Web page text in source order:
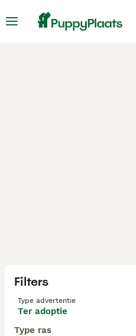
Filters
Type advertentie
Ter adoptie
Type ras